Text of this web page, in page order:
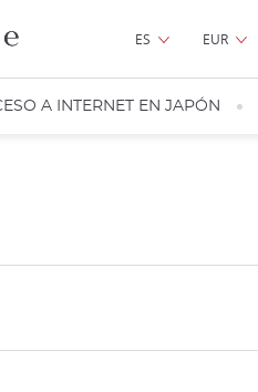
ES EUR
A INTERNET EN JAPÓN